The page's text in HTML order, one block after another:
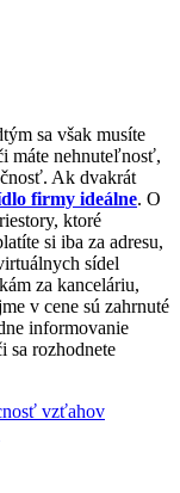
sa však musíte
máte nehnuteľnosť,
Ak dvakrát
firmy ideálne. O
ktoré
si iba za adresu,
sídel
za kanceláriu,
v cene sú zahrnuté
informovanie
sa rozhodnete
vzťahov